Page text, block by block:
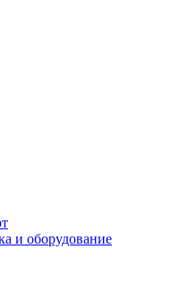
и оборудование